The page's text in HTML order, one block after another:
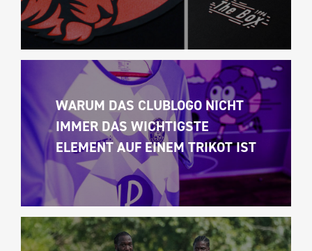
WARUM DAS CLUBLOGO NICHT
IMMER DAS WICHTIGSTE
ELEMENT AUF EINEM TRIKOT IST